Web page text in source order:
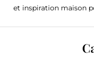
et inspiration maison